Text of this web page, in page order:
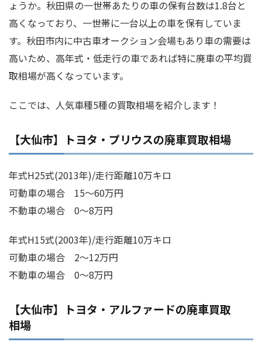
ょうか。秋田県の一世帯あたりの車の保有台数は1.8台と
高くなっており、一世帯に一台以上の車を保有していま
す。秋田市内に中古車オークション会場もあり車の需要は
高いため、高年式・低走行の車であれば特に廃車の平均買
取相場が高くなっています。
ここでは、人気車種5種の買取相場を紹介します！
【大仙市】トヨタ・プリウスの廃車買取相場
年式H25式(2013年)/走行距離10万キロ
可動車の場合 15～60万円
不動車の場合 0～8万円
年式H15式(2003年)/走行距離10万キロ
可動車の場合 2～12万円
不動車の場合 0～8万円
【大仙市】トヨタ・アルファードの廃車買取
相場